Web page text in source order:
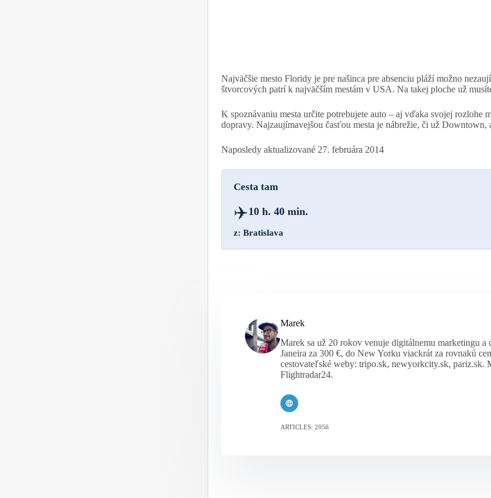
Najväčšie mesto Floridy je pre našinca pre absenciu pláží možno
štvorcových patrí k najväčším mestám v USA. Na takej ploche už
K spoznávaniu mesta určite potrebujete auto – aj vďaka svojej rozlohe
dopravy. Najzaujímavejšou časťou mesta je nábrežie, či už
Naposledy aktualizované 27. februára 2014
Cesta tam
✈️10 h. 40 min.
z: Bratislava
Marek
Marek sa už 20 rokov venuje digitálnemu marketingu a
Janeira za 300 €, do New Yorku viackrát za rovnakú
cestovateľské weby: tripo.sk, newyorkcity.sk, pariz.sk.
Flightradar24.
ARTICLES: 2056